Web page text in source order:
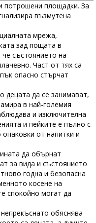
потрошени площадки. За
възмутена
мрежа,
зад пощата в
състоянието на
Част от тях са
опасно стърчат
децата да се занимават,
в най-големия
и изключителна
и пейките е пълно с
от напитки и
да обърнат
за вида и състоянието
годна и безопасна
косене на
спокойно могат да
обяснява